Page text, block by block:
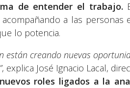
de entender el trabajo.
a las
lo potencia.
están creando nuevas
, explica José Ignacio Lacal,
roles ligados a la